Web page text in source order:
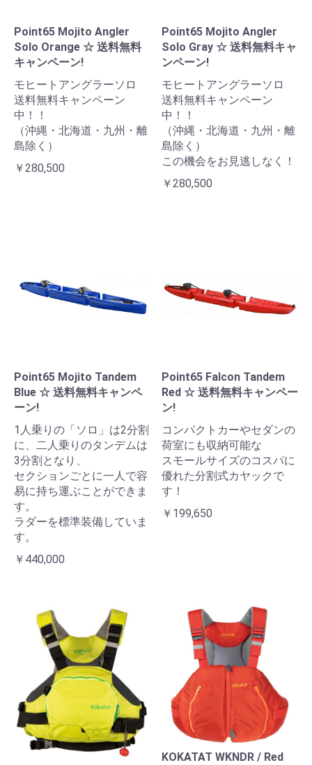
Point65 Mojito Angler
Solo Orange ☆ 送料無料
キャンペーン!
モヒートアングラーソロ
送料無料キャンペーン
中！！
（沖縄・北海道・九州・離
島除く）
￥280,500
Point65 Mojito Angler
Solo Gray ☆ 送料無料キャ
ンペーン!
モヒートアングラーソロ
送料無料キャンペーン
中！！
（沖縄・北海道・九州・離
島除く）
この機会をお見逃しなく！
￥280,500
Point65 Mojito Tandem
Blue ☆ 送料無料キャンペ
ーン!
1人乗りの「ソロ」は2分割
に、二人乗りのタンデムは
3分割となり、
セクションごとに一人で容
易に持ち運ぶことができま
す。
ラダーを標準装備していま
す。
￥440,000
Point65 Falcon Tandem
Red ☆ 送料無料キャンペー
ン!
コンパクトカーやセダンの
荷室にも収納可能な
スモールサイズのコスパに
優れた分割式カヤックで
す！
￥199,650
KOKATAT WKNDR / Red